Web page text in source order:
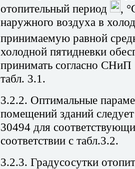
отопительный период
, °
наружного воздуха в
принимаемую равной
холодной пятидневки
принимать согласно СНиП
табл. 3.1.
3.2.2. Оптимальные
помещений зданий
30494 для
соответствии с табл.3.2.
3.2.3. Градусосутки